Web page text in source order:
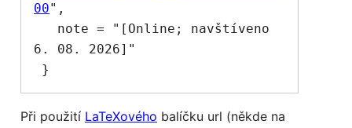
00",
6. 08. 2026]"
Při použití LaTeXového balíčku url (někde na